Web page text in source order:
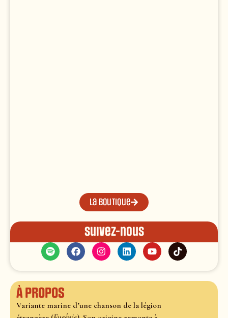
La boutique
Suivez-nous
À propos
Variante marine d’une chanson de la légion